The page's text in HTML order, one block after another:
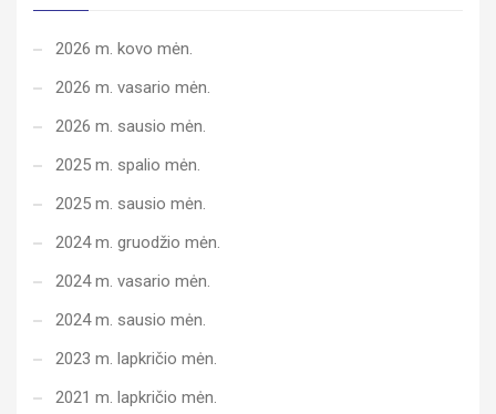
2026 m. kovo mėn.
2026 m. vasario mėn.
2026 m. sausio mėn.
2025 m. spalio mėn.
2025 m. sausio mėn.
2024 m. gruodžio mėn.
2024 m. vasario mėn.
2024 m. sausio mėn.
2023 m. lapkričio mėn.
2021 m. lapkričio mėn.